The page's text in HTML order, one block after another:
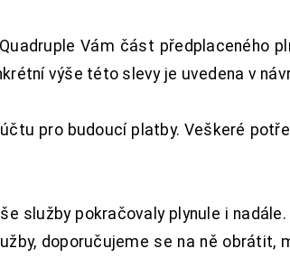
Vám část předplaceného
výše této slevy je uvedena v
pro budoucí platby. Veškeré
služby pokračovaly plynule i
doporučujeme se na ně obrátit,